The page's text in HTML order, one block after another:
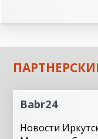
Babr24
Новости